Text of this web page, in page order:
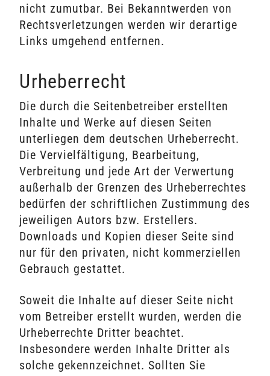
nicht zumutbar. Bei Bekanntwerden von
Rechtsverletzungen werden wir derartige
Links umgehend entfernen.
Urheberrecht
Die durch die Seitenbetreiber erstellten
Inhalte und Werke auf diesen Seiten
unterliegen dem deutschen Urheberrecht.
Die Vervielfältigung, Bearbeitung,
Verbreitung und jede Art der Verwertung
außerhalb der Grenzen des Urheberrechtes
bedürfen der schriftlichen Zustimmung des
jeweiligen Autors bzw. Erstellers.
Downloads und Kopien dieser Seite sind
nur für den privaten, nicht kommerziellen
Gebrauch gestattet.
Soweit die Inhalte auf dieser Seite nicht
vom Betreiber erstellt wurden, werden die
Urheberrechte Dritter beachtet.
Insbesondere werden Inhalte Dritter als
solche gekennzeichnet. Sollten Sie